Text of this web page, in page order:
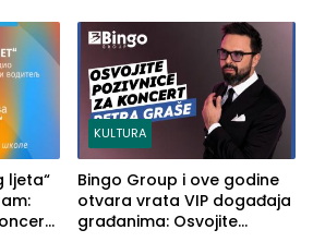
rješenje
ljeta“
KULTURA
Bingo Group i ove godine
otvara vrata VIP događaja
građanima: Osvojite